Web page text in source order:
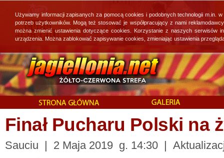
Finał Pucharu Polski na
Sauciu | 2 Maja 2019 g. 14:30 |
Używamy informacji zapisanych za pomocą cookies i podobnych technologii
potrzeb użytkowników. Mogą też stosować je współpracujący z nami
można zmienić ustawienia dotyczące cookies. Korzystanie z naszych
urządzenia. Można zablokować zapisywanie cookies, zmieniając ustawienia